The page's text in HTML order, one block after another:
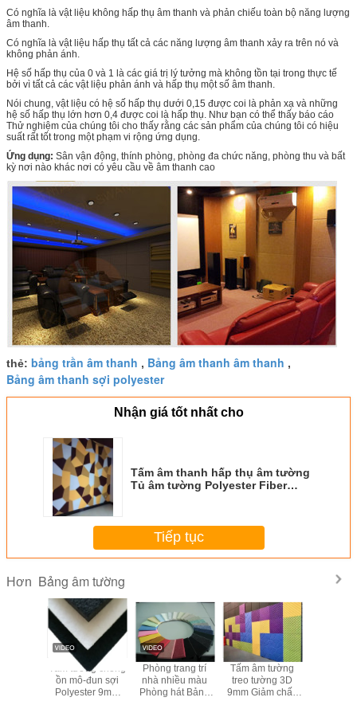
Có nghĩa là vật liệu không hấp thụ âm thanh và phản chiếu toàn bộ năng lượng
âm thanh.
Có nghĩa là vật liệu hấp thụ tất cả các năng lượng âm thanh xảy ra trên nó và
không phản ánh.
Hệ số hấp thụ của 0 và 1 là các giá trị lý tưởng mà không tồn tại trong thực tế
bởi vì tất cả các vật liệu phản ánh và hấp thụ một số âm thanh.
Nói chung, vật liệu có hệ số hấp thụ dưới 0,15 được coi là phản xạ và những
hệ số hấp thụ lớn hơn 0,4 được coi là hấp thụ. Như bạn có thể thấy báo cáo
Thử nghiệm của chúng tôi cho thấy rằng các sản phẩm của chúng tôi có hiệu
suất rất tốt trong một phạm vi rộng ứng dụng.
Ứng dụng: Sân vận động, thính phòng, phòng đa chức năng, phòng thu và bất
kỳ nơi nào khác nơi có yêu cầu về âm thanh cao
thẻ: bảng trần âm thanh , Bảng âm thanh âm thanh ,
Bảng âm thanh sợi polyester
Nhận giá tốt nhất cho
Tấm âm thanh hấp thụ âm tường
Tủ âm tường Polyester Fiber
Tiếp tục
Hơn Bảng âm tường
Tấm tường chống
ồn mô-đun sợi
Polyester 9mm
Phòng trang trí
nhà nhiều màu
Phòng hát Bảng
Tấm âm tường
treo tường 3D
9mm Giảm chấn